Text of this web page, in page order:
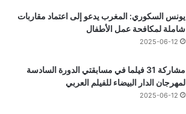
يونس السكوري: المغرب يدعو إلى اعتماد مقاربات
شاملة لمكافحة عمل الأطفال
2025-06-12
مشاركة 31 فيلما في مسابقتي الدورة السادسة
لمهرجان الدار البيضاء للفيلم العربي
2025-06-12